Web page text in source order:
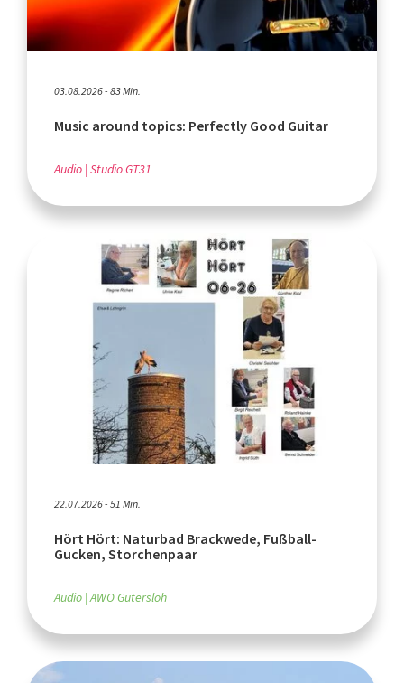
03.08.2026 - 83 Min.
Music around topics: Perfectly Good Guitar
Audio Studio GT31
22.07.2026 - 51 Min.
Hört Hört: Naturbad Brackwede, Fußball-
Gucken, Storchenpaar
Audio AWO Gütersloh